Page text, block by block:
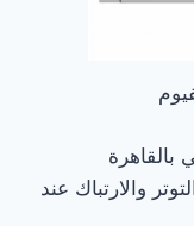
والارتباك عند